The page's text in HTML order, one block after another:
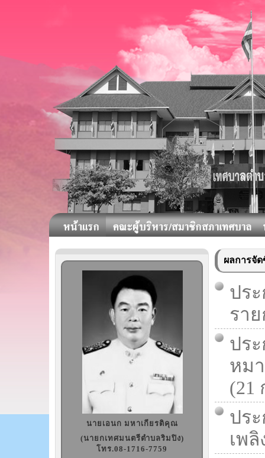
นายเอนก มหาเกียรติคุณ
(นายกเทศมนตรีตำบลริมปิง)
โทร.08-1716-7759
ผลการจั
ปร
รา
ปร
หม
(21
ปร
เพ